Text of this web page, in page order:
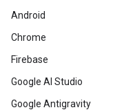
Android
Chrome
Firebase
Google AI Studio
Google Antigravity